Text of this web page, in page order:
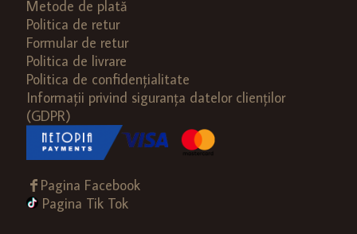
Metode de plată
Politica de retur
Formular de retur
Politica de livrare
Politica de confidențialitate
Informații privind siguranța datelor clienților
(GDPR)
Pagina Facebook
Pagina Tik Tok